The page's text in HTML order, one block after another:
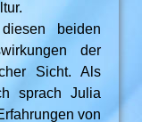
beiden
der
Sicht. Als
sprach Julia
von